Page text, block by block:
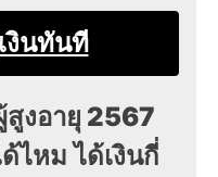
งินทันที
สูงอายุ 2567
ไหม ได้เงินกี่